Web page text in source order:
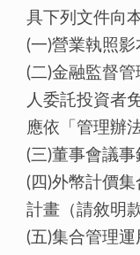
具下列文件向
(一)營業執照影
(二)金融監督
人委託投資者
應依「管理辦
(三)董事會議事
(四)外幣計價
計畫（請敘明
(五)集合管理